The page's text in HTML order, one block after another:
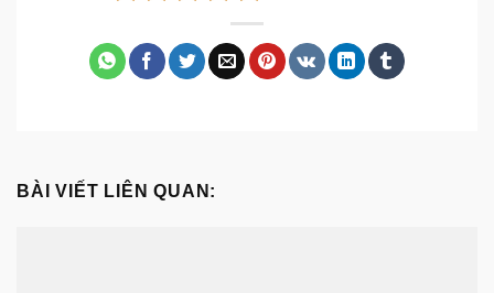
BÀI VIẾT LIÊN QUAN: